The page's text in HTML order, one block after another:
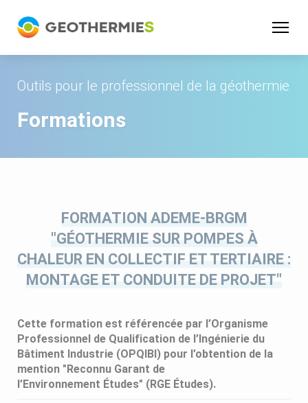
Outils pour le professionnel de la géothermie
Formations
FORMATION ADEME-BRGM
"GÉOTHERMIE SUR POMPES À
CHALEUR EN COLLECTIF ET TERTIAIRE :
MONTAGE ET CONDUITE DE PROJET"
Cette formation est référencée par l’Organisme
Professionnel de Qualification de l’Ingénierie du
Bâtiment Industrie (OPQIBI) pour l’obtention de la
mention "Reconnu Garant de
l’Environnement Études" (RGE Études).